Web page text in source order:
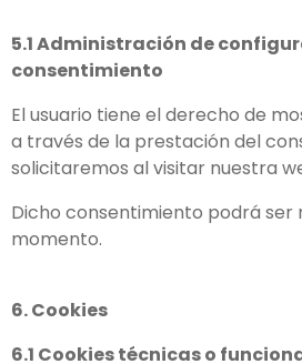
5.1 Administración de
consentimiento
El usuario tiene el derecho de
a través de la prestación del
solicitaremos al visitar nuestra
Dicho consentimiento podrá ser
momento.
6. Cookies
6.1 Cookies técnicas o